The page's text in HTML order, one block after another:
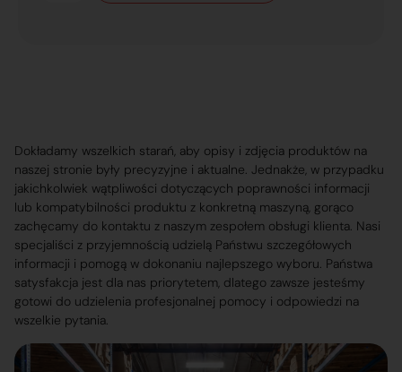
Dokładamy wszelkich starań, aby opisy i zdjęcia produktów na
naszej stronie były precyzyjne i aktualne. Jednakże, w przypadku
jakichkolwiek wątpliwości dotyczących poprawności informacji
lub kompatybilności produktu z konkretną maszyną, gorąco
zachęcamy do kontaktu z naszym zespołem obsługi klienta. Nasi
specjaliści z przyjemnością udzielą Państwu szczegółowych
informacji i pomogą w dokonaniu najlepszego wyboru. Państwa
satysfakcja jest dla nas priorytetem, dlatego zawsze jesteśmy
gotowi do udzielenia profesjonalnej pomocy i odpowiedzi na
wszelkie pytania.